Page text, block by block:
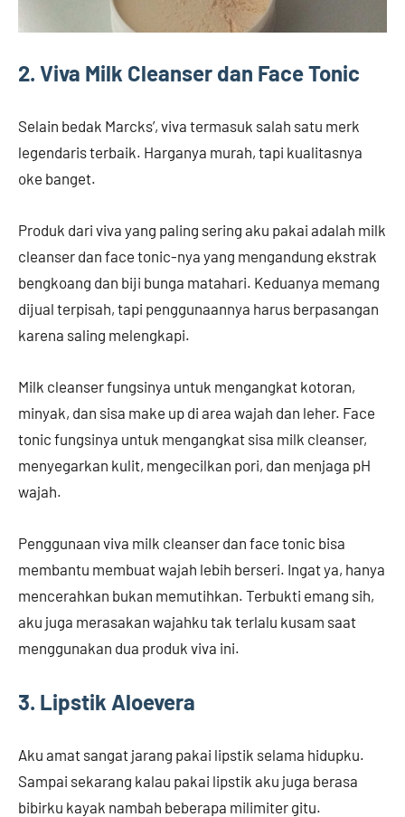
2. Viva Milk Cleanser dan Face Tonic
Selain bedak Marcks’, viva termasuk salah satu merk
legendaris terbaik. Harganya murah, tapi kualitasnya
oke banget.
Produk dari viva yang paling sering aku pakai adalah milk
cleanser dan face tonic-nya yang mengandung ekstrak
bengkoang dan biji bunga matahari. Keduanya memang
dijual terpisah, tapi penggunaannya harus berpasangan
karena saling melengkapi.
Milk cleanser fungsinya untuk mengangkat kotoran,
minyak, dan sisa make up di area wajah dan leher. Face
tonic fungsinya untuk mengangkat sisa milk cleanser,
menyegarkan kulit, mengecilkan pori, dan menjaga pH
wajah.
Penggunaan viva milk cleanser dan face tonic bisa
membantu membuat wajah lebih berseri. Ingat ya, hanya
mencerahkan bukan memutihkan. Terbukti emang sih,
aku juga merasakan wajahku tak terlalu kusam saat
menggunakan dua produk viva ini.
3. Lipstik Aloevera
Aku amat sangat jarang pakai lipstik selama hidupku.
Sampai sekarang kalau pakai lipstik aku juga berasa
bibirku kayak nambah beberapa milimiter gitu.